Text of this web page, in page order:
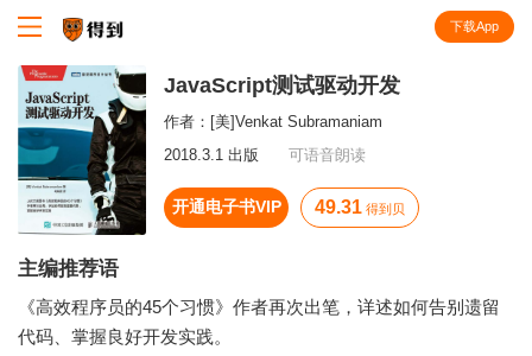
下载App
JavaScript测试驱动开发
作者： [美]Venkat Subramaniam
2018.3.1 出版
可语音朗读
开通电子书VIP 49.31 得到贝
主编推荐语
《高效程序员的45个习惯》作者再次出笔，详述如何告别遗留
代码、掌握良好开发实践。